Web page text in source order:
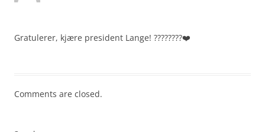
Gratulerer, kjære president Lange! ????????❤️
Comments are closed.